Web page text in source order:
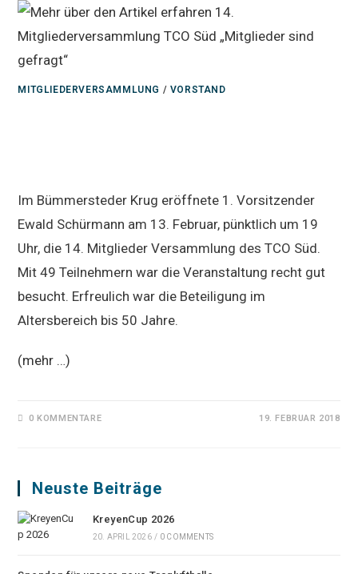
MITGLIEDERVERSAMMLUNG / VORSTAND
Im Bümmersteder Krug eröffnete 1. Vorsitzender
Ewald Schürmann am 13. Februar, pünktlich um 19
Uhr, die 14. Mitglieder Versammlung des TCO Süd.
Mit 49 Teilnehmern war die Veranstaltung recht gut
besucht. Erfreulich war die Beteiligung im
Altersbereich bis 50 Jahre.
(mehr …)
0 KOMMENTARE 19. FEBRUAR 2018
Neuste Beiträge
KreyenCup 2026
20. APRIL 2026 / 0 COMMENTS